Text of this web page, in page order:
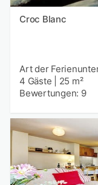
Croc Blanc
Art der
4 Gäste
25 m²
Bewertungen: 9